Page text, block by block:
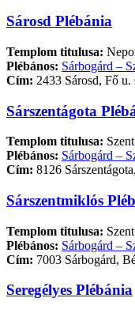
Sárosd Plébánia
Templom titulusa:
Plébános: Sárbogárd –
Cím: 2433 Sárosd, Fő u.
Sárszentágota
Templom titulusa:
Plébános: Sárbogárd –
Cím: 8126
Sárszentmiklós
Templom titulusa:
Plébános: Sárbogárd –
Cím: 7003 Sárbogárd,
Seregélyes Plébánia